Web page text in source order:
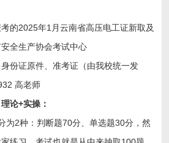
的2025年1月云南省高压电工证新取及
全生产协会考试中心
身份证原件、准考证（由我校统一发
高老师
论+实操：
为2种：判断题70分、单选题30分，然